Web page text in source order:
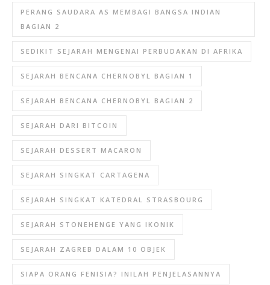
PERANG SAUDARA AS MEMBAGI BANGSA INDIAN
BAGIAN 2
SEDIKIT SEJARAH MENGENAI PERBUDAKAN DI AFRIKA
SEJARAH BENCANA CHERNOBYL BAGIAN 1
SEJARAH BENCANA CHERNOBYL BAGIAN 2
SEJARAH DARI BITCOIN
SEJARAH DESSERT MACARON
SEJARAH SINGKAT CARTAGENA
SEJARAH SINGKAT KATEDRAL STRASBOURG
SEJARAH STONEHENGE YANG IKONIK
SEJARAH ZAGREB DALAM 10 OBJEK
SIAPA ORANG FENISIA? INILAH PENJELASANNYA